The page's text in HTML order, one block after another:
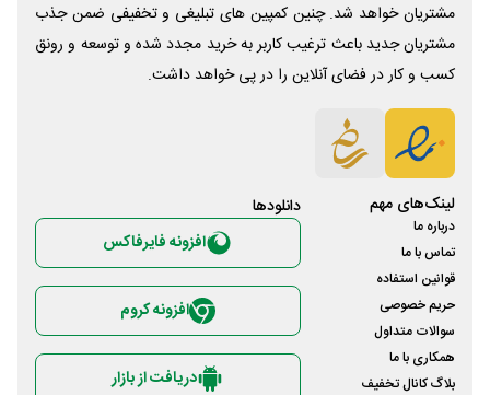
مشتریان خواهد شد. چنین کمپین های تبلیغی و تخفیفی ضمن جذب
مشتریان جدید باعث ترغیب کاربر به خرید مجدد شده و توسعه و رونق
کسب و کار در فضای آنلاین را در پی خواهد داشت.
لینک‌های مهم
درباره ما
تماس با ما
قوانین استفاده
حریم خصوصی
سوالات متداول
همکاری با ما
بلاگ کانال تخفیف
دانلود‌ها
افزونه فایرفاکس
افزونه کروم
دریافت از بازار